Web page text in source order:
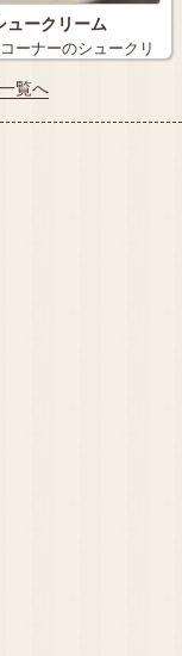
ュークリーム
ーナーのシュークリ
覧へ